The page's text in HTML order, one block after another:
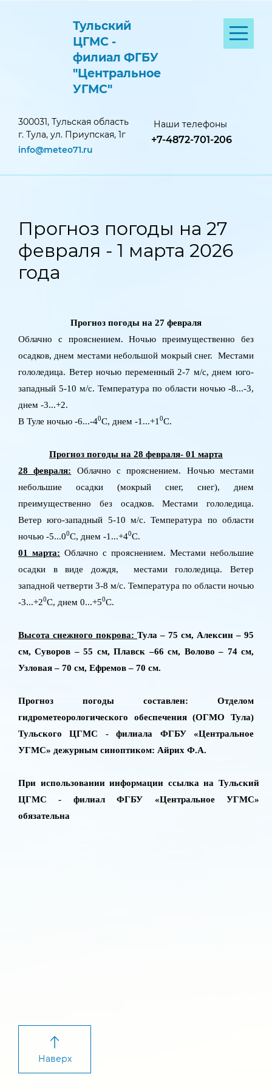
Тульский
ЦГМС -
филиал ФГБУ
"Центральное
УГМС"
300031, Тульская область
г. Тула, ул. Приупская, 1г
info@meteo71.ru
Наши телефоны
+7-4872-701-206
Прогноз погоды на 27
февраля - 1 марта 2026
года
Прогноз погоды на 27 февраля
Облачно с прояснением. Ночью преимущественно без
осадков, днем местами небольшой мокрый снег. Местами
гололедица. Ветер ночью переменный 2-7 м/с, днем юго-
западный 5-10 м/с. Температура по области ночью -8...-3,
днем -3...+2.
В Туле ночью -6...-40C, днем -1...+1 0C.
Прогноз погоды на 28 февраля- 01 марта
28 февраля:
Облачно с прояснением. Ночью местами
небольшие осадки (мокрый снег, снег), днем
преимущественно без осадков. Местами гололедица.
Ветер юго-западный 5-10 м/с. Температура по области
ночью -5...00C, днем -1...+40C.
01 марта: Облачно с прояснением. Местами небольшие
осадки в виде дождя, местами гололедица. Ветер
западной четверти 3-8 м/с. Температура по области ночью
-3...+20C, днем 0...+50C.
Высота снежного покрова: Тула – 75 см, Алексин – 95
см, Суворов – 55 см, Плавск –66 см, Волово – 74 см,
Узловая – 70 см, Ефремов – 70 см.
Прогноз погоды составлен: Отделом
гидрометеорологического обеспечения (ОГМО Тула)
Тульского ЦГМС - филиала ФГБУ «Центральное
УГМС» дежурным синоптиком: Айрих Ф.А.
При использовании информации ссылка на Тульский
ЦГМС - филиал ФГБУ «Центральное УГМС»
обязательна
Наверх